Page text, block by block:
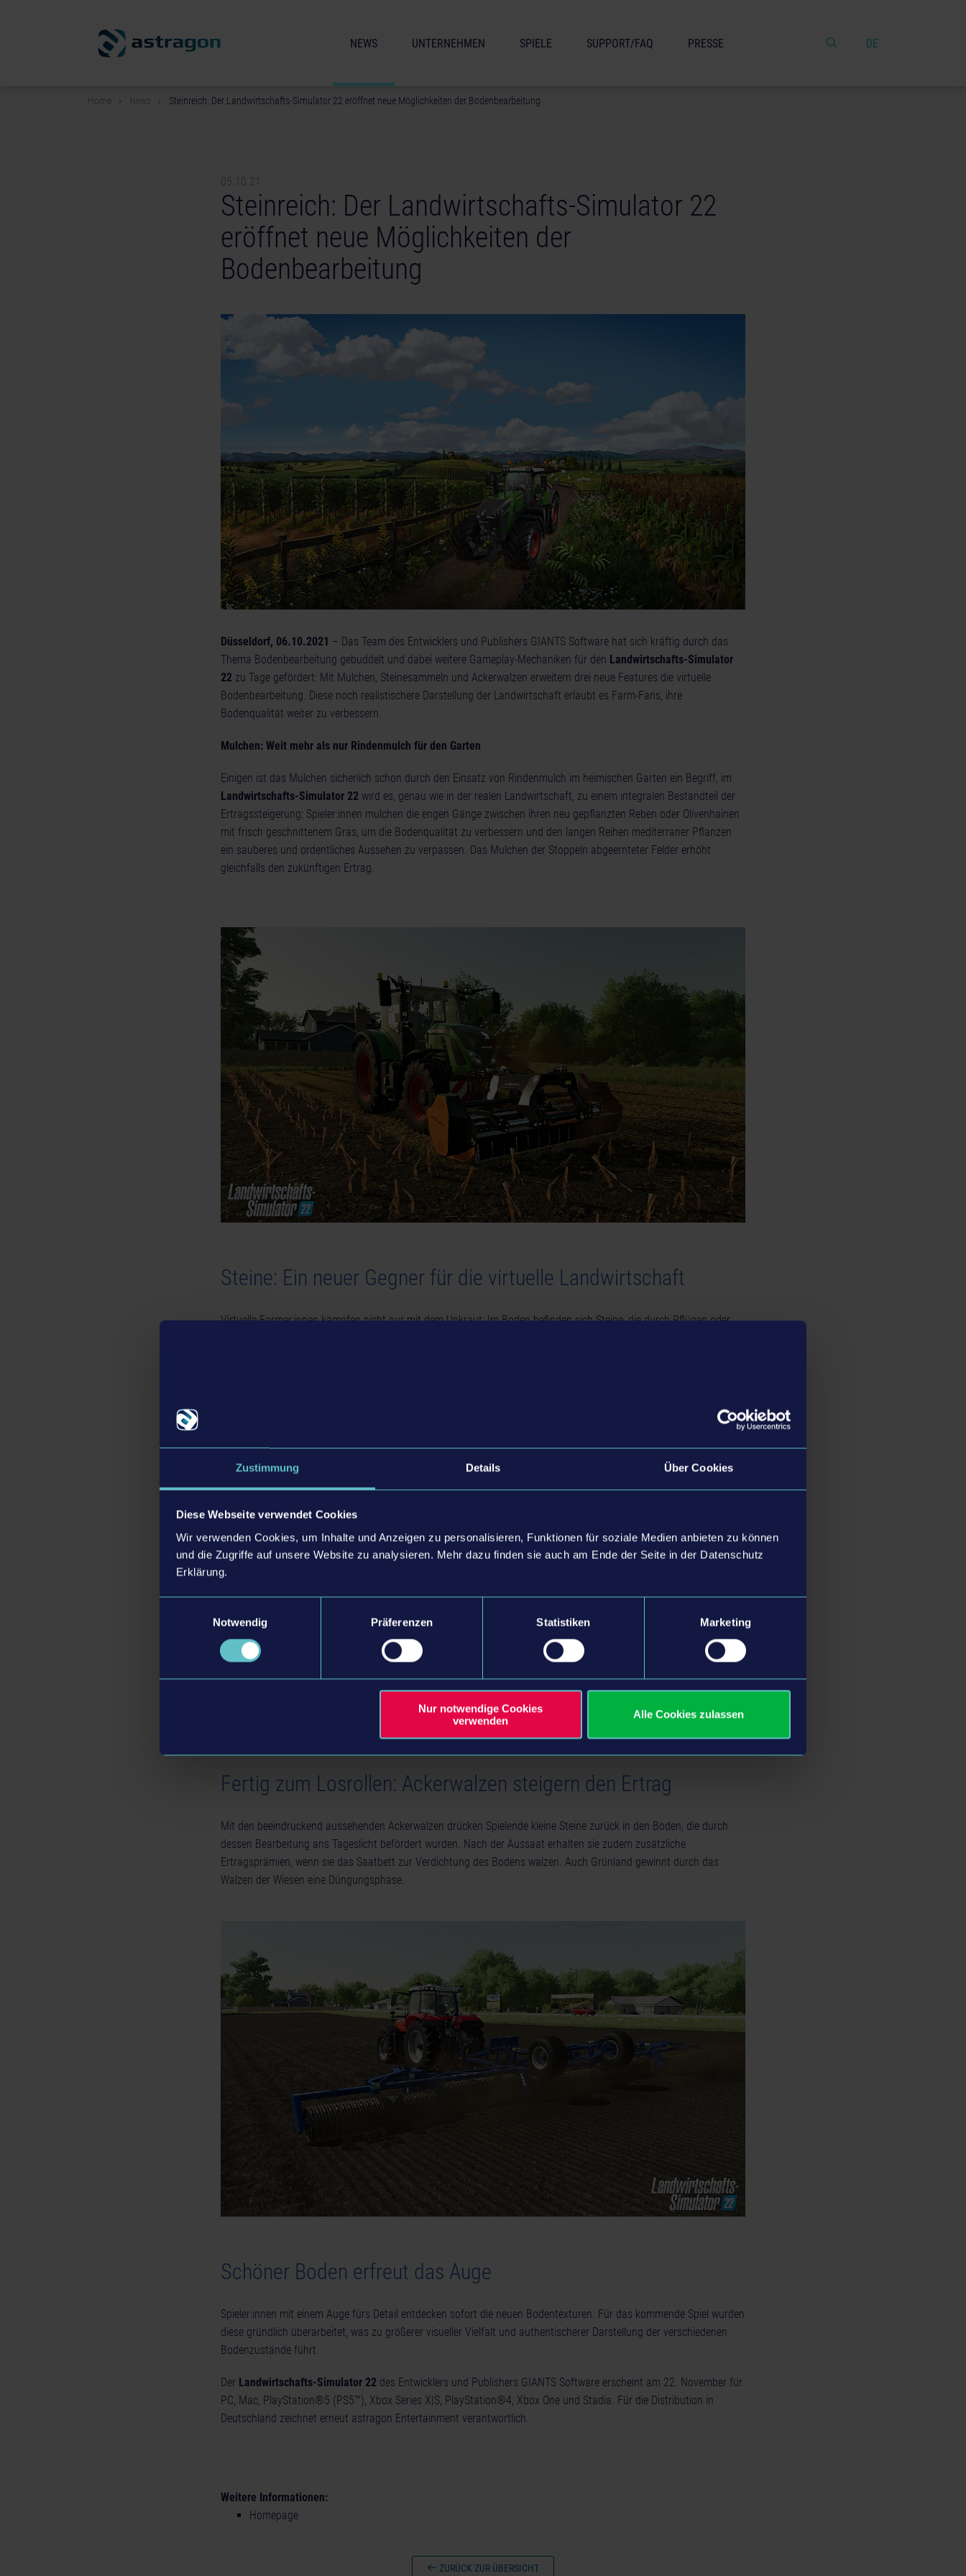
Zustimmung Details Über Cookies
Diese Webseite verwendet Cookies
Wir verwenden Cookies, um Inhalte und Anzeigen zu personalisieren, Funktionen für soziale Medien anbieten zu können
und die Zugriffe auf unsere Website zu analysieren. Mehr dazu finden sie auch am Ende der Seite in der Datenschutz
Erklärung.
Notwendig
Präferenzen Statistiken Marketing
Nur notwendige Cookies
verwenden
Alle Cookies zulassen
DE
NEWS UNTERNEHMEN SPIELE SUPPORT/FAQ PRESSE
Home News Steinreich: Der Landwirtschafts-Simulator 22 eröffnet neue Möglichkeiten der Bodenbearbeitung
05.10.21
Steinreich: Der Landwirtschafts-Simulator 22
eröffnet neue Möglichkeiten der
Bodenbearbeitung
Düsseldorf, 06.10.2021 – Das Team des Entwicklers und Publishers GIANTS Software hat sich kräftig durch das
Thema Bodenbearbeitung gebuddelt und dabei weitere Gameplay-Mechaniken für den Landwirtschafts-Simulator
22 zu Tage gefördert: Mit Mulchen, Steinesammeln und Ackerwalzen erweitern drei neue Features die virtuelle
Bodenbearbeitung. Diese noch realistischere Darstellung der Landwirtschaft erlaubt es Farm-Fans, ihre
Bodenqualität weiter zu verbessern.
Mulchen: Weit mehr als nur Rindenmulch für den Garten
Einigen ist das Mulchen sicherlich schon durch den Einsatz von Rindenmulch im heimischen Garten ein Begriff, im
Landwirtschafts-Simulator 22wird es, genau wie in der realen Landwirtschaft, zu einem integralen Bestandteil der
Ertragssteigerung: Spieler:innen mulchen die engen Gänge zwischen ihren neu gepflanzten Reben oder Olivenhainen
mit frisch geschnittenem Gras, um die Bodenqualität zu verbessern und den langen Reihen mediterraner Pflanzen
ein sauberes und ordentliches Aussehen zu verpassen. Das Mulchen der Stoppeln abgeernteter Felder erhöht
gleichfalls den zukünftigen Ertrag.
Steine: Ein neuer Gegner für die virtuelle Landwirtschaft
Virtuelle Farmer:innen kämpfen nicht nur mit dem Unkraut: Im Boden befinden sich Steine, die durch Pflügen oder
Fertig zum Losrollen: Ackerwalzen steigern den Ertrag
Mit den beeindruckend aussehenden Ackerwalzen drücken Spielende kleine Steine zurück in den Boden, die durch
dessen Bearbeitung ans Tageslicht befördert wurden. Nach der Aussaat erhalten sie zudem zusätzliche
Ertragsprämien, wenn sie das Saatbett zur Verdichtung des Bodens walzen. Auch Grünland gewinnt durch das
Walzen der Wiesen eine Düngungsphase.
Schöner Boden erfreut das Auge
Spieler:innen mit einem Auge fürs Detail entdecken sofort die neuen Bodentexturen. Für das kommende Spiel wurden
diese gründlich überarbeitet, was zu größerer visueller Vielfalt und authentischerer Darstellung der verschiedenen
Bodenzustände führt.
DerLandwirtschafts-Simulator 22 des Entwicklers und Publishers GIANTS Software erscheint am 22. November für
PC, Mac, PlayStation®5 (PS5™), Xbox Series X|S, PlayStation®4, Xbox One und Stadia. Für die Distribution in
Deutschland zeichnet erneut astragon Entertainment verantwortlich.
Weitere Informationen:
Homepage
ZURÜCK ZUR ÜBERSICHT